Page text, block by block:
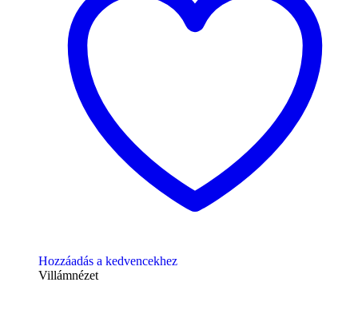
Hozzáadás a kedvencekhez
Villámnézet